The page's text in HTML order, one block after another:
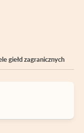
giełd zagranicznych